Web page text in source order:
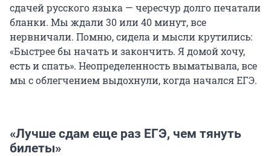
сдачей русского языка — чересчур долго печатали
бланки. Мы ждали 30 или 40 минут, все
нервничали. Помню, сидела и мысли крутились:
«Быстрее бы начать и закончить. Я домой хочу,
есть и спать». Неопределенность выматывала, все
мы с облегчением выдохнули, когда начался ЕГЭ.
«Лучше сдам еще раз ЕГЭ, чем тянуть
билеты»